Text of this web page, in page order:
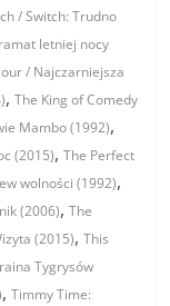
/ Switch: Trudno
letniej nocy
/ Najczarniejsza
,The King of Comedy
Mambo (1992),
(2015),The Perfect
wolności (1992),
(2006),The
(2015),This
Tygrysów
,Timmy Time: